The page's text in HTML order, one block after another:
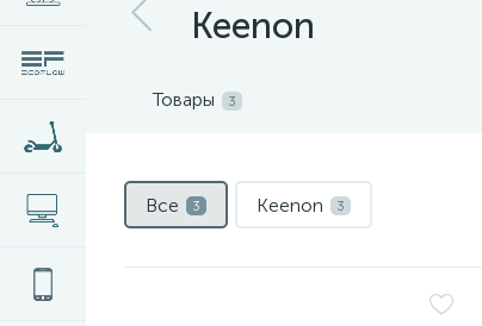
Keenon
Товары 3
Все 3 Keenon 3